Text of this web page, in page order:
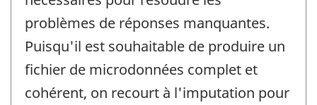
problèmes de réponses manquantes.
Puisqu'il est souhaitable de produire un
fichier de microdonnées complet et
cohérent, on recourt à l'imputation pour